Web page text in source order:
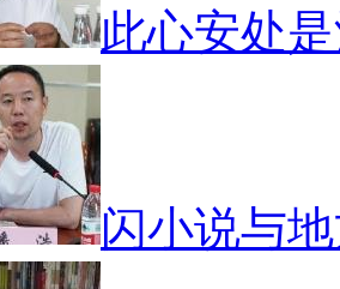
此心安处
闪小说与